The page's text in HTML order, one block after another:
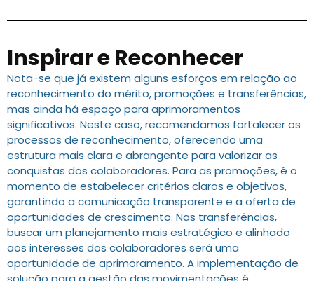
Inspirar e Reconhecer
Nota-se que já existem alguns esforços em relação ao
reconhecimento do mérito, promoções e transferências,
mas ainda há espaço para aprimoramentos
significativos. Neste caso, recomendamos fortalecer os
processos de reconhecimento, oferecendo uma
estrutura mais clara e abrangente para valorizar as
conquistas dos colaboradores. Para as promoções, é o
momento de estabelecer critérios claros e objetivos,
garantindo a comunicação transparente e a oferta de
oportunidades de crescimento. Nas transferências,
buscar um planejamento mais estratégico e alinhado
aos interesses dos colaboradores será uma
oportunidade de aprimoramento. A implementação de